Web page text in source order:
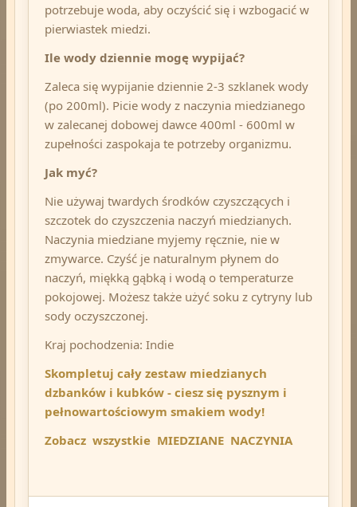
potrzebuje woda, aby oczyścić się i wzbogacić w
pierwiastek miedzi.
Ile wody dziennie mogę wypijać?
Zaleca się wypijanie dziennie 2-3 szklanek wody
(po 200ml). Picie wody z naczynia miedzianego
w zalecanej dobowej dawce 400ml - 600ml w
zupełności zaspokaja te potrzeby organizmu.
Jak myć?
Nie używaj twardych środków czyszczących i
szczotek do czyszczenia naczyń miedzianych.
Naczynia miedziane myjemy ręcznie, nie w
zmywarce. Czyść je naturalnym płynem do
naczyń, miękką gąbką i wodą o temperaturze
pokojowej. Możesz także użyć soku z cytryny lub
sody oczyszczonej.
Kraj pochodzenia: Indie
Skompletuj cały zestaw miedzianych
dzbanków i kubków - ciesz się pysznym i
pełnowartościowym smakiem wody!
Zobacz wszystkie MIEDZIANE NACZYNIA